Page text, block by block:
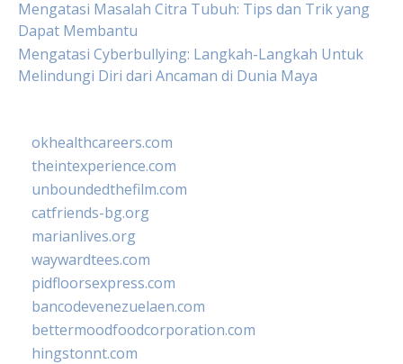
Mengatasi Masalah Citra Tubuh: Tips dan Trik yang
Dapat Membantu
Mengatasi Cyberbullying: Langkah-Langkah Untuk
Melindungi Diri dari Ancaman di Dunia Maya
okhealthcareers.com
theintexperience.com
unboundedthefilm.com
catfriends-bg.org
marianlives.org
waywardtees.com
pidfloorsexpress.com
bancodevenezuelaen.com
bettermoodfoodcorporation.com
hingstonnt.com